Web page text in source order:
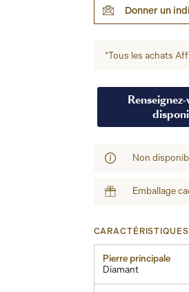
Donner un
*Tous les achats
Non
Emballage
Pierre principale
Diamant